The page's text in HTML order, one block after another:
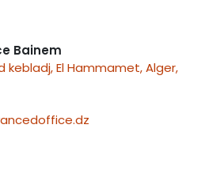
Bainem
kebladj, El Hammamet, Alger,